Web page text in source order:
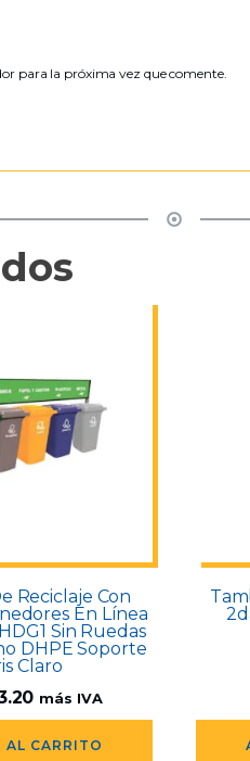
para la próxima vez que comente.
Reciclaje Con
En Línea
Sin Ruedas
DHPE Soporte
Claro
más IVA
AL CARRITO